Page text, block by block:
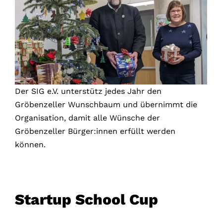
Der SIG e.V. unterstütz jedes Jahr den
Gröbenzeller Wunschbaum und übernimmt die
Organisation, damit alle Wünsche der
Gröbenzeller Bürger:innen erfüllt werden
können.
Startup School Cup